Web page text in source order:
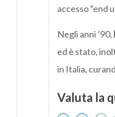
accesso “end
Negli anni ’90,
ed è stato,
in Italia,
Valuta la